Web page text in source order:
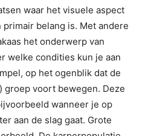
waar het visuele aspect
belang is. Met andere
het onderwerp van
welke condities kun je aan
op het ogenblik dat de
groep voort bewegen. Deze
wanneer je op
aan de slag gaat. Grote